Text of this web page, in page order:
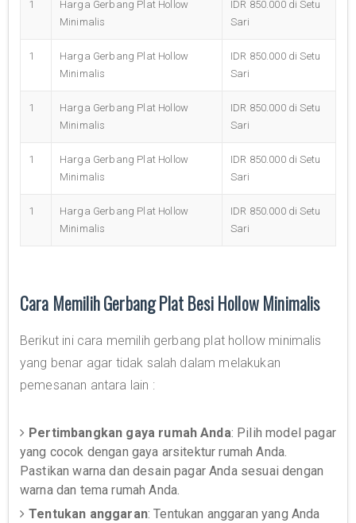
1
Harga Gerbang Plat Hollow
Minimalis
IDR 850.000 di Setu
Sari
1
Harga Gerbang Plat Hollow
Minimalis
IDR 850.000 di Setu
Sari
1
Harga Gerbang Plat Hollow
Minimalis
IDR 850.000 di Setu
Sari
1
Harga Gerbang Plat Hollow
Minimalis
IDR 850.000 di Setu
Sari
1
Harga Gerbang Plat Hollow
Minimalis
IDR 850.000 di Setu
Sari
Cara Memilih Gerbang Plat Besi Hollow Minimalis
Berikut ini cara memilih gerbang plat hollow minimalis
yang benar agar tidak salah dalam melakukan
pemesanan antara lain :
Pertimbangkan gaya rumah Anda: Pilih model pagar
yang cocok dengan gaya arsitektur rumah Anda.
Pastikan warna dan desain pagar Anda sesuai dengan
warna dan tema rumah Anda.
Tentukan anggaran: Tentukan anggaran yang Anda